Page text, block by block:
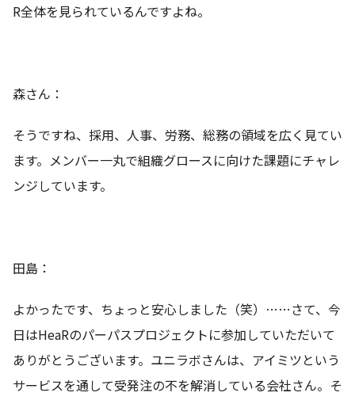
R全体を見られているんですよね。
森さん：
そうですね、採用、人事、労務、総務の領域を広く見てい
ます。メンバー一丸で組織グロースに向けた課題にチャレ
ンジしています。
田島：
よかったです、ちょっと安心しました（笑）……さて、今
日はHeaRのパーパスプロジェクトに参加していただいて
ありがとうございます。ユニラボさんは、アイミツという
サービスを通して受発注の不を解消している会社さん。そ